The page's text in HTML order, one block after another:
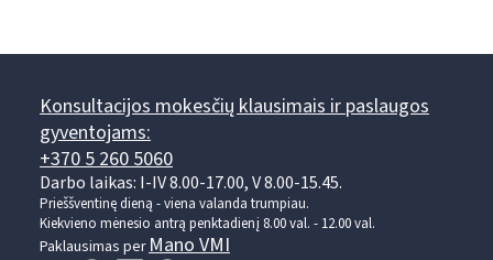
Konsultacijos mokesčių klausimais ir paslaugos
gyventojams:
+370 5 260 5060
Darbo laikas: I-IV 8.00-17.00, V 8.00-15.45.
Prieššventinę dieną - viena valanda trumpiau.
Kiekvieno mėnesio antrą penktadienį 8.00 val. - 12.00 val.
Paklausimas perMano VMI